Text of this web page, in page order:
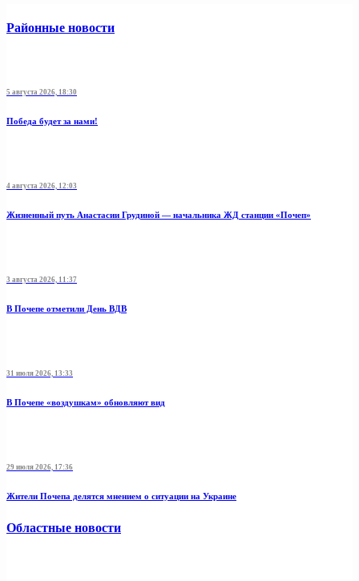
Районные новости
5 августа 2026, 18:30
Победа будет за нами!
4 августа 2026, 12:03
Жизненный путь Анастасии Грудиной — начальника ЖД станции «Почеп»
3 августа 2026, 11:37
В Почепе отметили День ВДВ
31 июля 2026, 13:33
В Почепе «воздушкам» обновляют вид
29 июля 2026, 17:36
Жители Почепа делятся мнением о ситуации на Украине
Областные новости